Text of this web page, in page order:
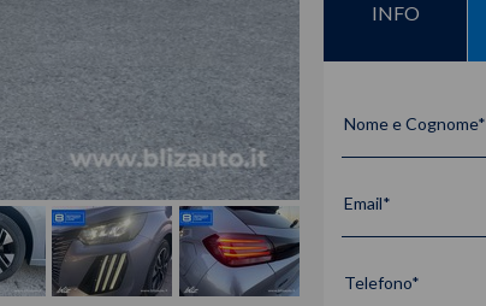
INFO
Nome e Cognome*
Email*
Telefono*